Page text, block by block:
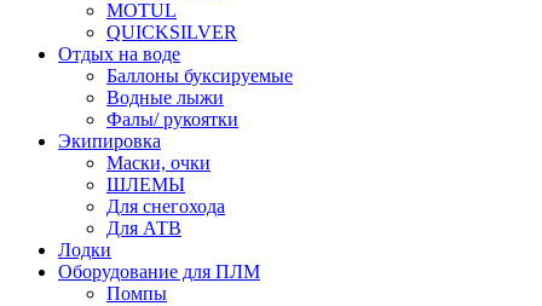
MOTUL
QUICKSILVER
Отдых на воде
Баллоны буксируемые
Водные лыжи
Фалы/ рукоятки
Экипировка
Маски, очки
ШЛЕМЫ
Для снегохода
Для АТВ
Лодки
Оборудование для ПЛМ
Помпы